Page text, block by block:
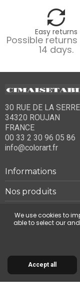
Easy returns
Possible
14 days.
30 RUE DE LA SERRE
34320 ROUJAN
FRANCE
00 33 2 30 96 05 86
info@colorart.fr
Informations
Nos produits
Notre société
© 2026
We use cookies to
able to select our
Accept all